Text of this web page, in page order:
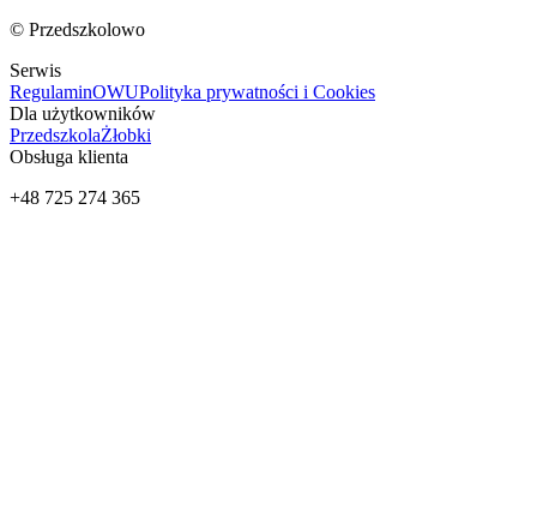
© Przedszkolowo
Serwis
RegulaminOWUPolityka prywatności i Cookies
Dla użytkowników
PrzedszkolaŻłobki
Obsługa klienta
+48 725 274 365